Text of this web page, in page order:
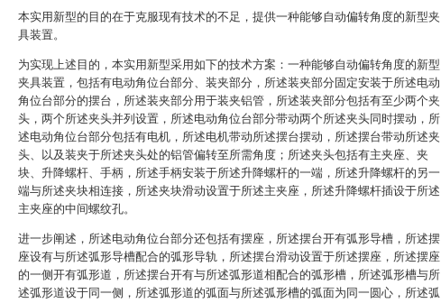
本实用新型的目的在于克服现有技术的不足，提供一种能够自动偏转角度的新型夹
具装置。
为实现上述目的，本实用新型采用如下的技术方案：一种能够自动偏转角度的新型
夹具装置，包括有电动角位台部分、装夹部分，所述装夹部分固定安装于所述电动
角位台部分的摆台，所述装夹部分用于装夹铝管，所述装夹部分包括有至少两个夹
头，两个所述夹头并列设置，所述电动角位台部分带动两个所述夹头同时摆动，所
述电动角位台部分包括有电机，所述电机带动所述摆台摆动，所述摆台带动所述夹
头、以及装夹于所述夹头处的铝管偏转至所需角度；所述夹头包括有主夹座、夹
块、升降螺杆、手柄，所述手柄安装于所述升降螺杆的一端，所述升降螺杆的另一
端与所述夹块相连接，所述夹块滑动设置于所述主夹座，所述升降螺杆插设于所述
主夹座的中间螺纹孔。
进一步阐述，所述电动角位台部分还包括有摆座，所述摆台开有弧形导槽，所述摆
座设有与所述弧形导槽配合的弧形导轨，所述摆台滑动设置于所述摆座，所述摆座
的一侧开有弧形道，所述摆台开有与所述弧形道相配合的弧形槽，所述弧形槽与所
述弧形道设于同一侧，所述弧形道的弧面与所述弧形槽的弧面为同一圆心，所述弧